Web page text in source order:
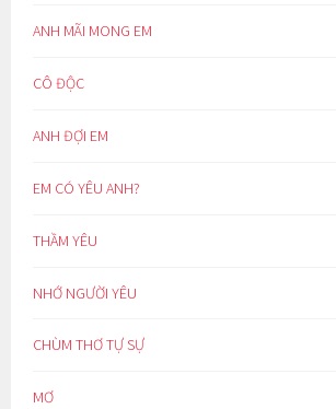
ANH MÃI MONG EM
CÔ ĐỘC
ANH ĐỢI EM
EM CÓ YÊU ANH?
THẦM YÊU
NHỚ NGƯỜI YÊU
CHÙM THƠ TỰ SỰ
MƠ